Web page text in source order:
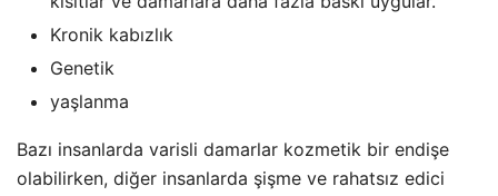
Kronik kabızlık
Genetik
yaşlanma
Bazı insanlarda varisli damarlar kozmetik bir endişe
olabilirken, diğer insanlarda şişme ve rahatsız edici